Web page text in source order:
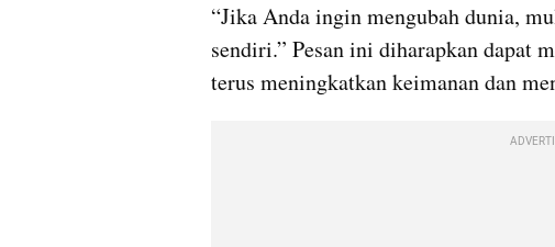
“Jika Anda ingin mengubah dunia,
sendiri.” Pesan ini diharapkan dapat
terus meningkatkan keimanan dan